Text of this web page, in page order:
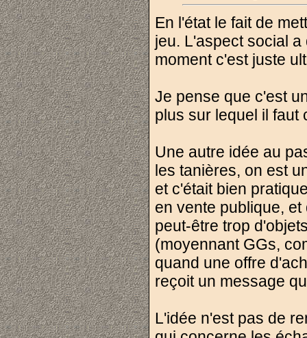
En l'état le fait de
jeu. L'aspect social
moment c'est juste
Je pense que c'est
plus sur lequel il faut
Une autre idée au
les tanières, on est
et c'était bien
en vente publique,
peut-être trop
(moyennant GGs,
quand une offre
reçoit un message
L'idée n'est pas de